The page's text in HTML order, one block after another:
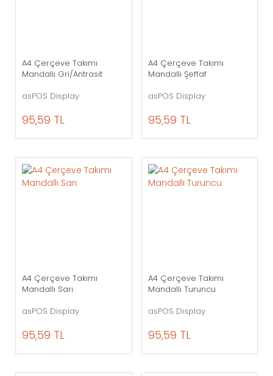
A4 Çerçeve Takımı
Mandallı Gri/Antrasit
asPOS Display
95,59 TL
A4 Çerçeve Takımı
Mandallı Şeffaf
asPOS Display
95,59 TL
A4 Çerçeve Takımı
Mandallı Sarı
asPOS Display
95,59 TL
A4 Çerçeve Takımı
Mandallı Turuncu
asPOS Display
95,59 TL